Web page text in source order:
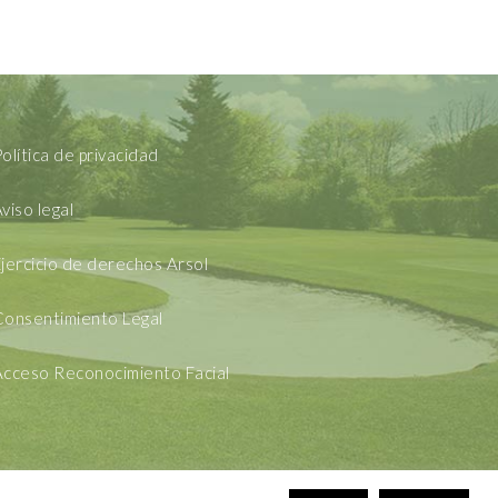
de privacidad
legal
de derechos Arsol
Legal
Reconocimiento Facial